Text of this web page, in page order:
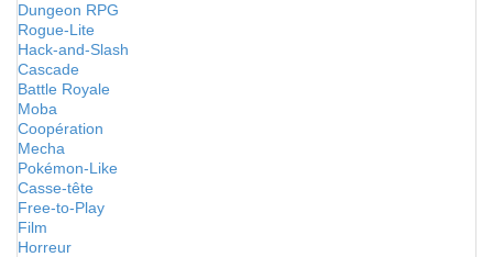
Dungeon RPG
Rogue-Lite
Hack-and-Slash
Cascade
Battle Royale
Moba
Coopération
Mecha
Pokémon-Like
Casse-tête
Free-to-Play
Film
Horreur